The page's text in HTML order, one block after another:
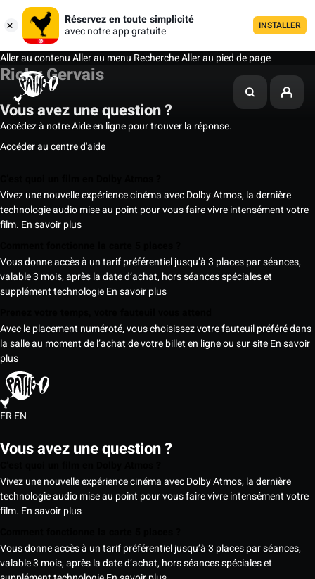
Réservez en toute simplicité
avec notre app gratuite
INSTALLER
Aller au contenuAller au menu RechercheAller au pied de page
Ricky Gervais
Vous avez une question ?
Accédez à notre Aide en ligne pour trouver la réponse.
Accéder au centre d'aide
Vivez une nouvelle expérience cinéma avec Dolby Atmos, la dernière
technologie audio mise au point pour vous faire vivre intensément votre
film. En savoir plus
Vous donne accès à un tarif préférentiel jusqu’à 3 places par séances,
valable 3 mois, après la date d’achat, hors séances spéciales et
supplément technologieEn savoir plus
Avec le placement numéroté, vous choisissez votre fauteuil préféré dans
la salle au moment de l’achat de votre billet en ligne ou sur siteEn savoir
plus
FREN
Vous avez une question ?
Vivez une nouvelle expérience cinéma avec Dolby Atmos, la dernière
technologie audio mise au point pour vous faire vivre intensément votre
film. En savoir plus
Vous donne accès à un tarif préférentiel jusqu’à 3 places par séances,
valable 3 mois, après la date d’achat, hors séances spéciales et